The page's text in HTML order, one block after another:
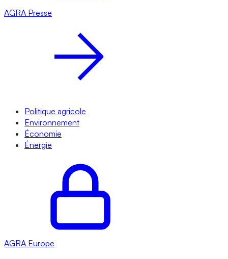
AGRA Presse
Politique agricole
Environnement
Économie
Énergie
AGRA Europe